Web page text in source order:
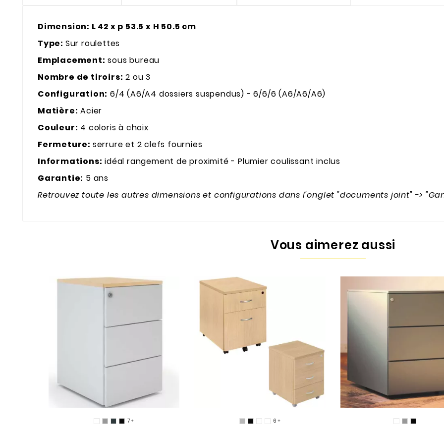
Dimension: L 42 x p 53.5 x H 50.5 cm
Type: Sur roulettes
Emplacement: sous bureau
Nombre de tiroirs: 2 ou 3
Configuration: 6/4 (A6/A4 dossiers suspendus) - 6/6/6 (A6/A6/A6)
Matière: Acier
Couleur: 4 coloris à choix
Fermeture: serrure et 2 clefs fournies
Informations: idéal rangement de proximité - Plumier coulissant inclus
Garantie: 5 ans
Retrouvez toute les autres dimensions et configurations dans l'onglet "documents joint" ->
Vous aimerez aussi
 